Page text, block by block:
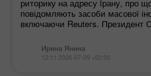
риторику на адресу Ірану, про
повідомляють засоби масової
включаючи Reuters. Президент
Ирина Янина
12:11 2026-07-09 +02:00